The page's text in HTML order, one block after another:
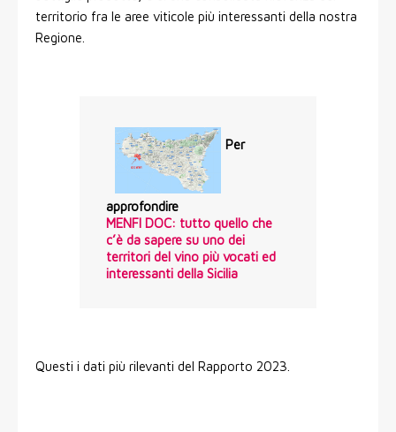
territorio fra le aree viticole più interessanti della nostra
Regione.
Per
approfondire
MENFI DOC: tutto quello che
c’è da sapere su uno dei
territori del vino più vocati ed
interessanti della Sicilia
Questi i dati più rilevanti del Rapporto 2023.